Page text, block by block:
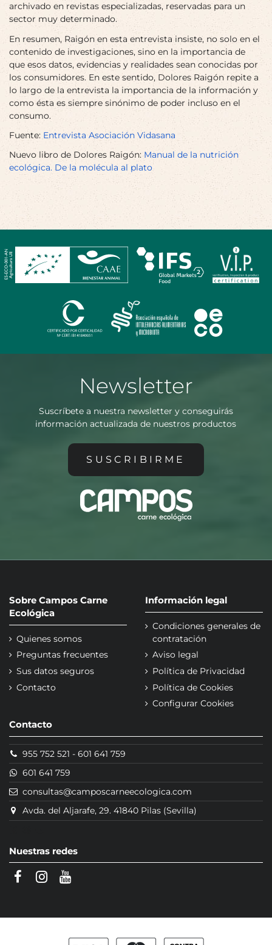
archivado en revistas especializadas, reservadas para un
sector muy determinado.
En resumen, Raigón en esta entrevista insiste, no solo en el
contenido de investigaciones, sino en la importancia de
que esos datos, evidencias y realidades sean conocidas por
los consumidores. En este sentido, Dolores Raigón repite a
lo largo de la entrevista la importancia de la información y
como ésta es siempre sinónimo de poder incluso en el
consumo.
Fuente: Entrevista Asociación Vidasana
Nuevo libro de Dolores Raigón: Manual de la nutrición
ecológica. De la molécula al plato
Newsletter
Suscríbete a nuestra newsletter y conseguirás
información actualizada de nuestros productos
SUSCRIBIRME
Sobre Campos Carne
Ecológica
Quienes somos
Preguntas frecuentes
Sus datos seguros
Contacto
Información legal
Condiciones generales de
contratación
Aviso legal
Política de Privacidad
Política de Cookies
Configurar Cookies
Contacto
955 752 521 -601 641 759
601 641 759
consultas@camposcarneecologica.com
Avda. del Aljarafe, 29. 41840 Pilas (Sevilla)
Nuestras redes